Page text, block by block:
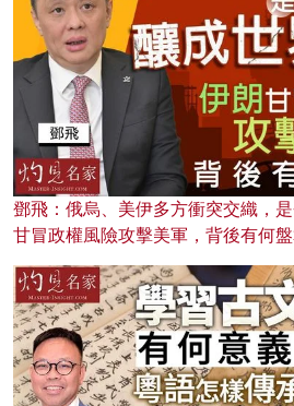
鄧飛：俄烏、美伊多方衝突交織，
甘冒政權風險攻擊美軍，背後有何盤